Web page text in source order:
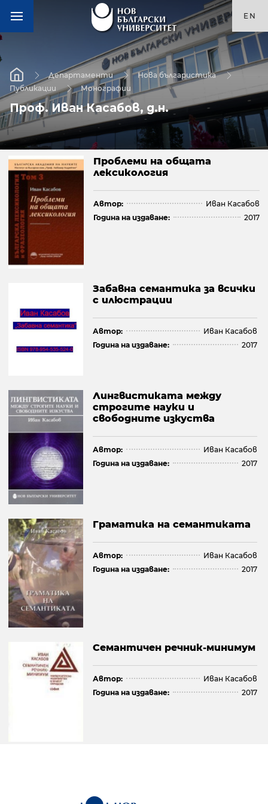
EN
Департаменти
Нова българистика
Публикации
Монографии
Проф. Иван Касабов, д.н.
Проблеми на общата
лексикология
Автор:
Иван Касабов
Година на издаване:
2017
Забавна семантика за всички
с илюстрации
Автор:
Иван Касабов
Година на издаване:
2017
Лингвистиката между
строгите науки и
свободните изкуства
Автор:
Иван Касабов
Година на издаване:
2017
Граматика на семантиката
Автор:
Иван Касабов
Година на издаване:
2017
Семантичен речник-минимум
Автор:
Иван Касабов
Година на издаване:
2017